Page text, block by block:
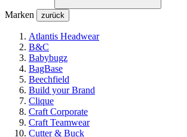
Marken zurück
Atlantis Headwear
B&C
Babybugz
BagBase
Beechfield
Build your Brand
Clique
Craft Corporate
Craft Teamwear
Cutter & Buck